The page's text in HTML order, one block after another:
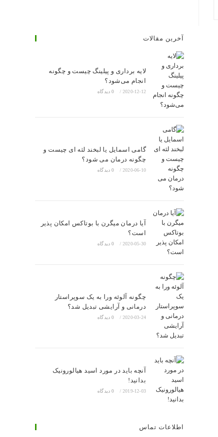
آخرین مقالات
لایه برداری و پیلینگ چیست و چگونه
انجام می‌شود؟
2020-12-12
/ 0 دیدگاه
گامی اسمایل یا لبخند لثه ای چیست و
چگونه درمان می شود؟
2020-06-10
/ 0 دیدگاه
آیا درمان میگرن با بوتاکس امکان پذیر
است؟
2020-05-30
/ 0 دیدگاه
چگونه آلوئه ورا به یک سوپراستار
درمانی و آرایشی تبدیل شد؟
2020-03-24
/ 0 دیدگاه
آنچه باید در مورد اسید هیالورونیک
بدانید!
2019-12-03
/ 0 دیدگاه
اطلاعات تماس